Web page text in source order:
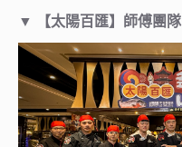
▼ 【太陽百匯】師傅團隊